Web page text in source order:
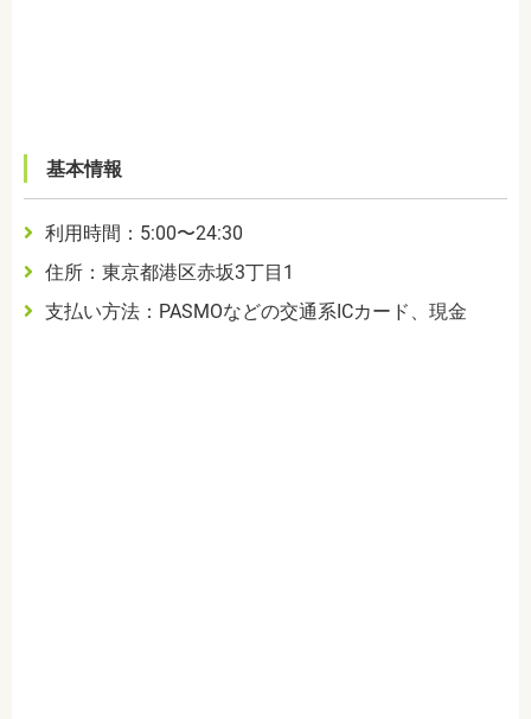
基本情報
利用時間：5:00〜24:30
住所：東京都港区赤坂3丁目1
支払い方法：PASMOなどの交通系ICカード、現金